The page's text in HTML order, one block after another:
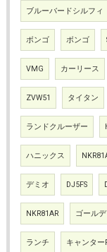
ブルーバードシルフィ
ボンゴ ボンゴ
VMG カーリース
ZVW51 タイタン
ランドクルーザー
ハニックス
デミオ DJ5FS
NKR81AR ゴール
ランチ キャンター